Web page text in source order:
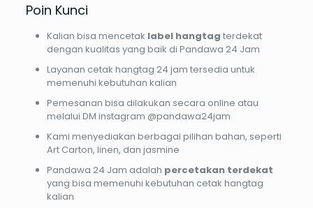
Poin Kunci
Kalian bisa mencetak label hangtag terdekat
dengan kualitas yang baik di Pandawa 24 Jam
Layanan cetak hangtag 24 jam tersedia untuk
memenuhi kebutuhan kalian
Pemesanan bisa dilakukan secara online atau
melalui DM instagram @pandawa24jam
Kami menyediakan berbagai pilihan bahan, seperti
Art Carton, linen, dan jasmine
Pandawa 24 Jam adalah percetakan terdekat
yang bisa memenuhi kebutuhan cetak hangtag
kalian